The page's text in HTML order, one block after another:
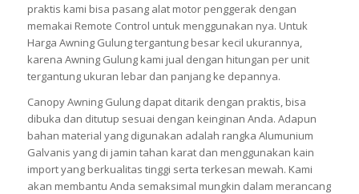
praktis kami bisa pasang alat motor penggerak dengan
memakai Remote Control untuk menggunakan nya. Untuk
Harga Awning Gulung tergantung besar kecil ukurannya,
karena Awning Gulung kami jual dengan hitungan per unit
tergantung ukuran lebar dan panjang ke depannya.
Canopy Awning Gulung dapat ditarik dengan praktis, bisa
dibuka dan ditutup sesuai dengan keinginan Anda. Adapun
bahan material yang digunakan adalah rangka Alumunium
Galvanis yang di jamin tahan karat dan menggunakan kain
import yang berkualitas tinggi serta terkesan mewah. Kami
akan membantu Anda semaksimal mungkin dalam merancang